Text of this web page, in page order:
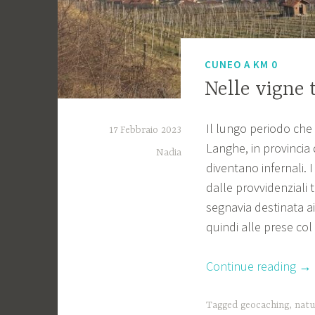
CUNEO A KM 0
Nelle vigne
17 Febbraio 2023
Nadia
Il lungo periodo
Langhe, in
diventano infernali.
dalle provvidenziali
segnavia destinata
quindi alle prese
Continue reading
tra
→
Tagged geocaching,